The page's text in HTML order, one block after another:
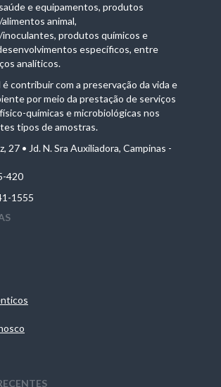
e equipamentos, produtos
animal,
produtos químicos e
específicos, entre
analíticos.
contribuir com a preservação da vida e
por meio da prestação de serviços
químicas e microbiológicas nos
tipos de amostras.
27 • Jd. N. Sra Auxiliadora, Campinas -
420
1555